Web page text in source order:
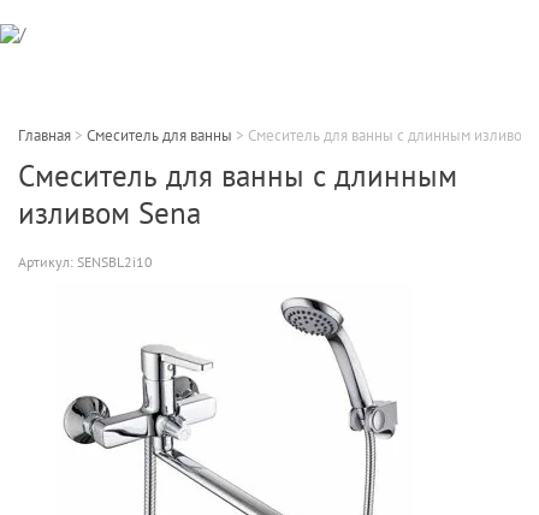
Главная > Смеситель для ванны > Смеситель для ванны с длинным изливом
Смеситель для ванны с длинным
изливом Sena
Артикул: SENSBL2i10